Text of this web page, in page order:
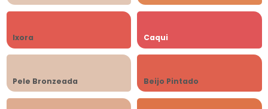
Ixora Caqui
Pele Bronzeada Beijo Pintado